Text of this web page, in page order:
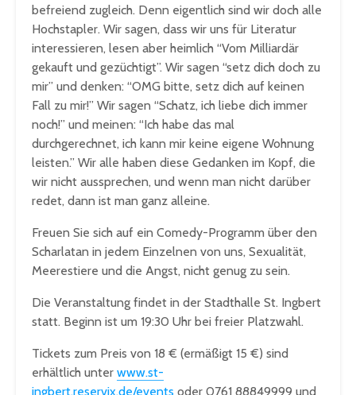
befreiend zugleich. Denn eigentlich sind wir doch alle
Hochstapler. Wir sagen, dass wir uns für Literatur
interessieren, lesen aber heimlich “Vom Milliardär
gekauft und gezüchtigt”. Wir sagen “setz dich doch zu
mir” und denken: “OMG bitte, setz dich auf keinen
Fall zu mir!” Wir sagen “Schatz, ich liebe dich immer
noch!” und meinen: “Ich habe das mal
durchgerechnet, ich kann mir keine eigene Wohnung
leisten.” Wir alle haben diese Gedanken im Kopf, die
wir nicht aussprechen, und wenn man nicht darüber
redet, dann ist man ganz alleine.
Freuen Sie sich auf ein Comedy-Programm über den
Scharlatan in jedem Einzelnen von uns, Sexualität,
Meerestiere und die Angst, nicht genug zu sein.
Die Veranstaltung findet in der Stadthalle St. Ingbert
statt. Beginn ist um 19:30 Uhr bei freier Platzwahl.
Tickets zum Preis von 18 € (ermäßigt 15 €) sind
erhältlich unter www.st-
ingbert.reservix.de/events oder 0761 88849999 und